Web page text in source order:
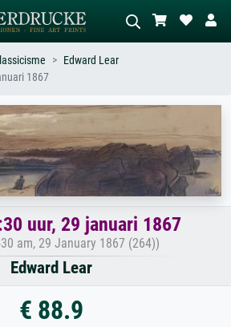
stijl – bijv.
weide, abstract met veel rood, donker
olieverfschilderij, staand naakt naast
een boom.
Edward Lear
1867
uur, 29 januari 1867
am, 29 January 1867 (264))
Edward Lear
€ 88.9